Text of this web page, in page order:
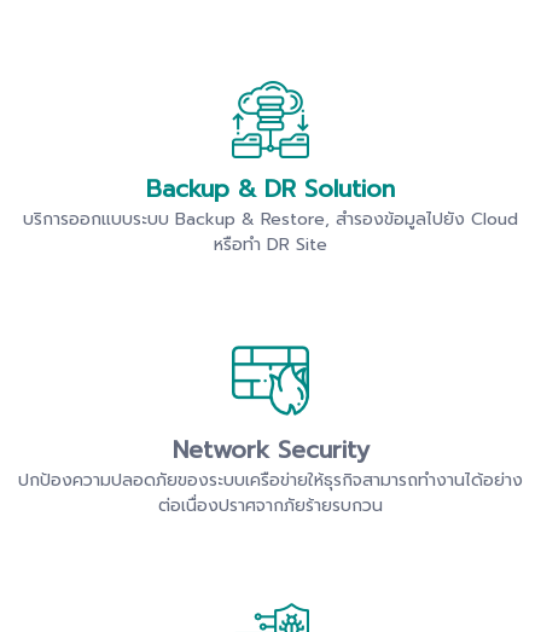
Backup & DR Solution
บริการออกแบบระบบ Backup & Restore, สำรองข้อมูลไปยัง Cloud
หรือทำ DR Site
Network Security
ปกป้องความปลอดภัยของระบบเครือข่ายให้ธุรกิจสามารถทำงานได้อย่าง
ต่อเนื่องปราศจากภัยร้ายรบกวน